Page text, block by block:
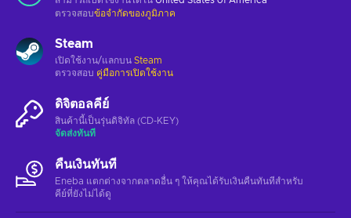
ตรวจสอบข้อจำกัดของภูมิภาค
Steam
เปิดใช้งาน/แลกบน Steam
ตรวจสอบ คู่มือการเปิดใช้งาน
ดิจิตอลคีย์
สินค้านี้เป็นรุ่นดิจิทัล (CD-KEY)
จัดส่งทันที
คืนเงินทันที
Eneba แตกต่างจากตลาดอื่น ๆ ให้คุณได้รับเงินคืนทันทีสําหรับ
คีย์ที่ยังไม่ได้ดู